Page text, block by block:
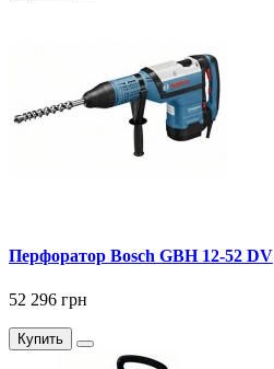
Перфоратор Bosch GBH 12-52 DV
52 296 грн
Купить